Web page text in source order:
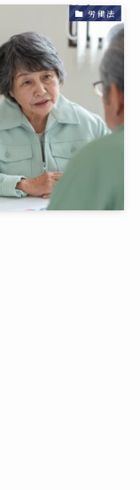
労働法